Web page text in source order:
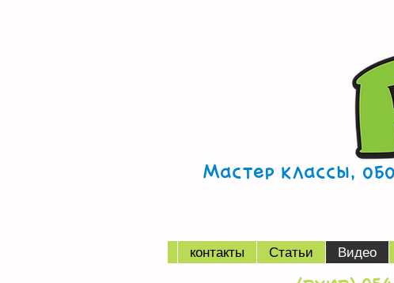
Мастер классы,
контакты Статьи Видео